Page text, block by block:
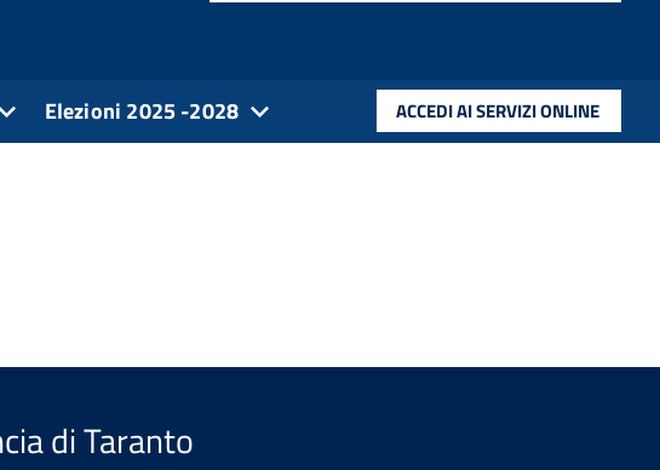
Elezioni 2025 -2028 ACCEDI AI SERVIZI ONLINE
di Taranto